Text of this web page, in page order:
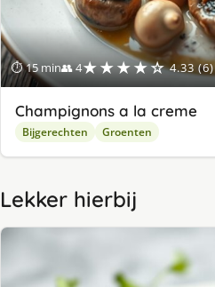
⏱ 15 min👥 4★★★★☆ 4.33 (6)
Champignons a la creme
Bijgerechten Groenten
Lekker hierbij